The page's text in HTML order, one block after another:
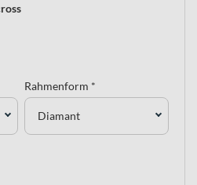
Rahmenform *
Diamant